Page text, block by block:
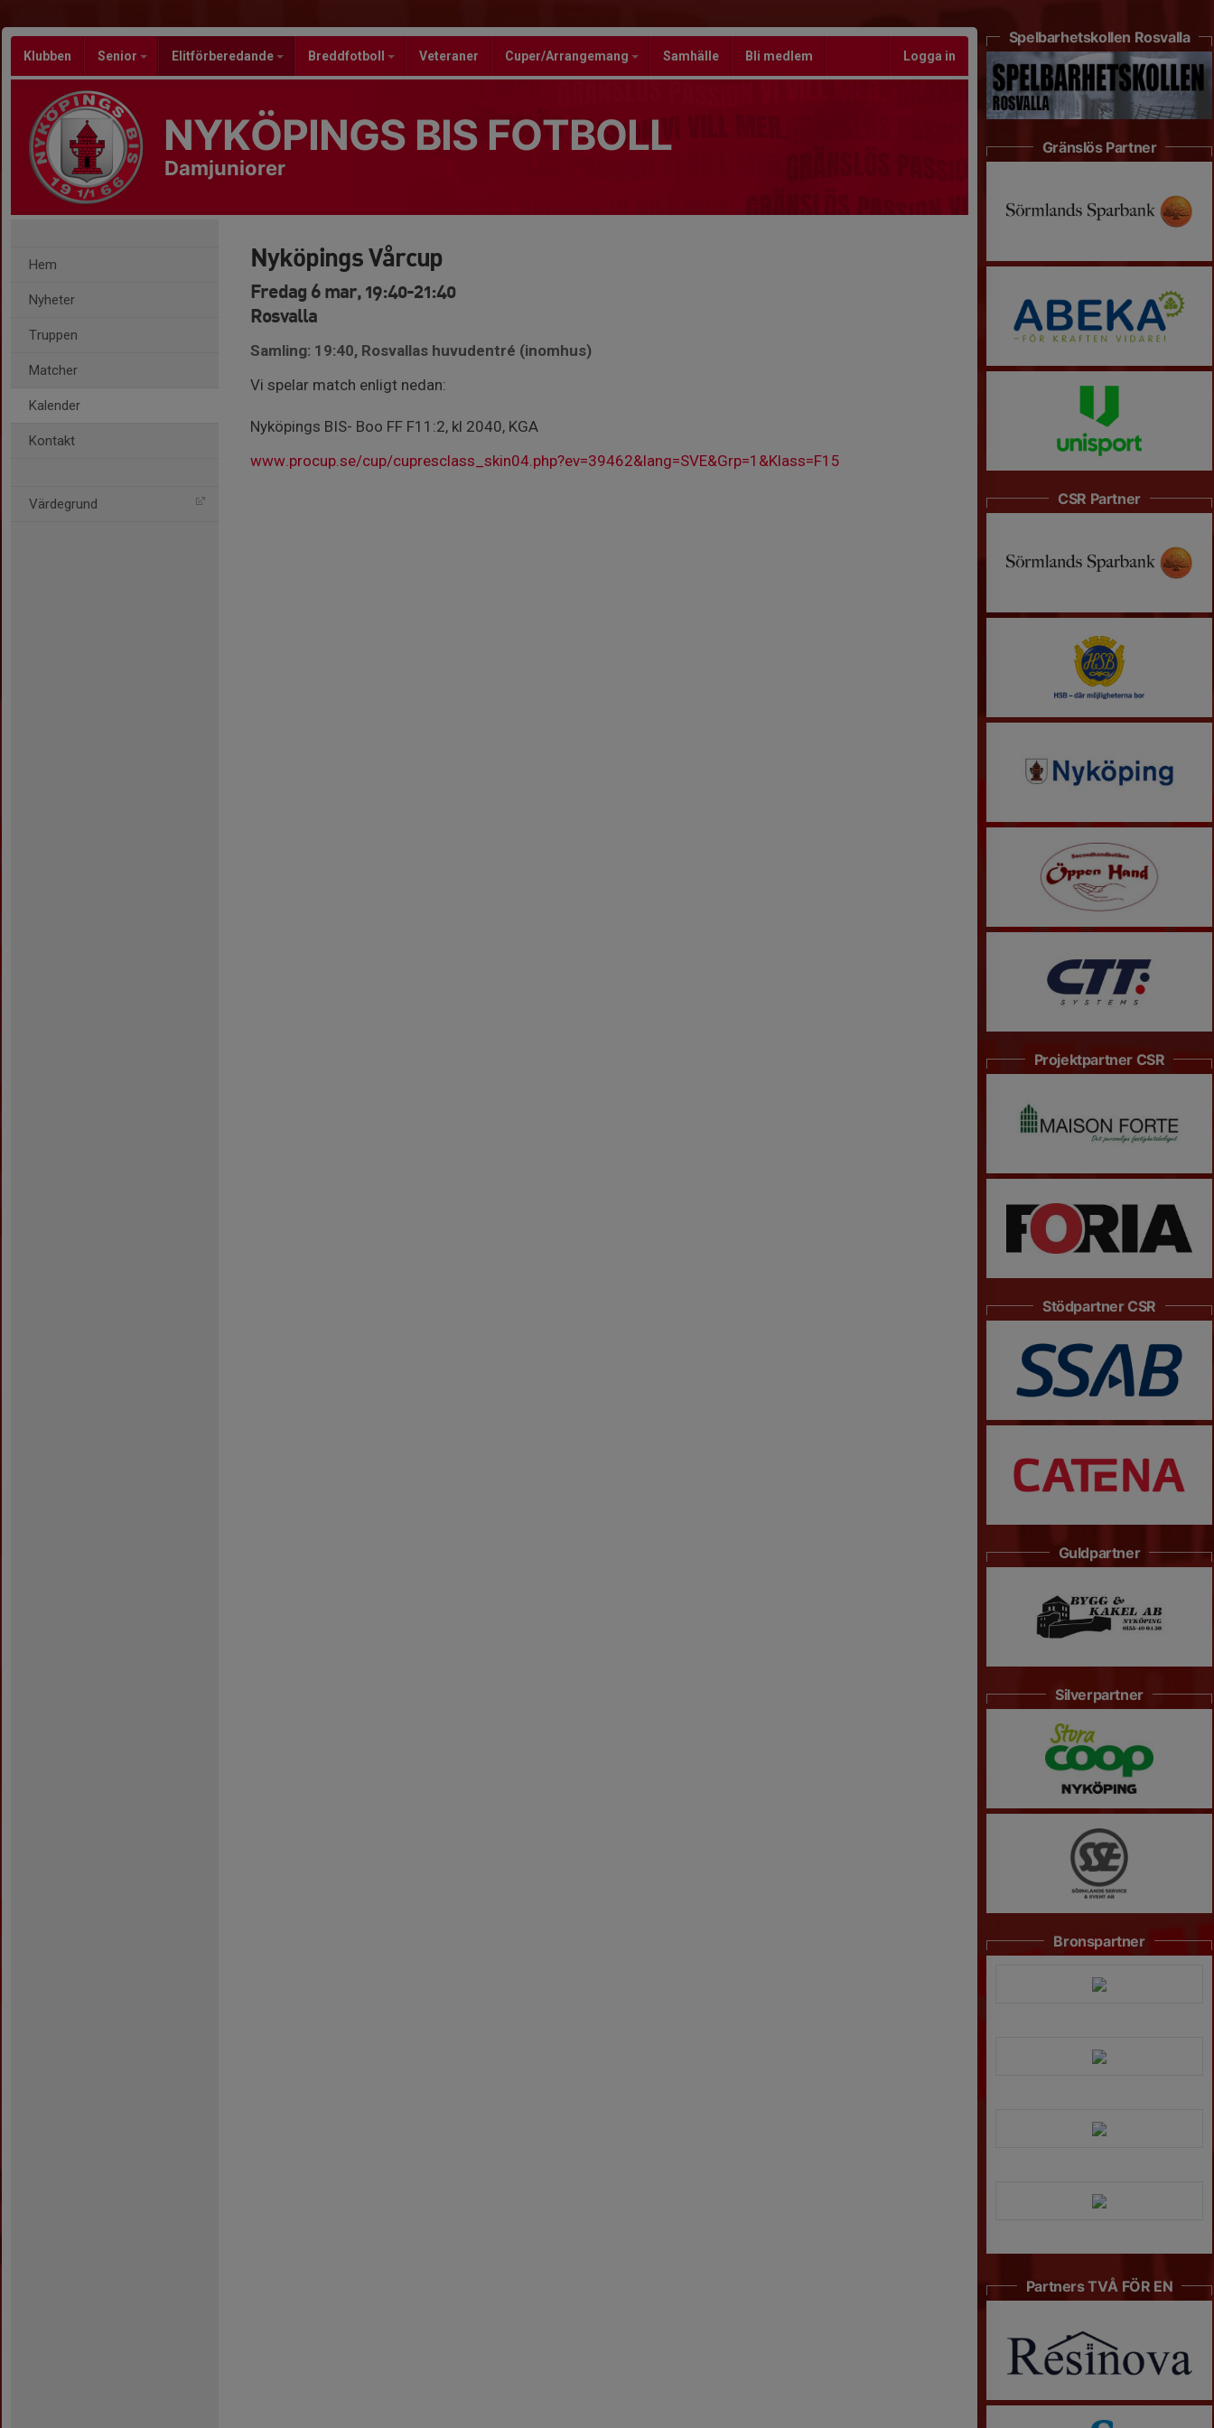
Klubben Senior Elitförberedande Breddfotboll Veteraner Cuper/Arrangemang Samhälle Bli medlem Logga in
NYKÖPINGS BIS FOTBOLL
Damjuniorer
Hem
Nyheter
Truppen
Matcher
Kalender
Kontakt
Värdegrund
Nyköpings Vårcup
Fredag 6 mar, 19:40-21:40
Rosvalla
Samling: 19:40, Rosvallas huvudentré (inomhus)
Vi spelar match enligt nedan:
Nyköpings BIS- Boo FF F11:2, kl 2040, KGA
www.procup.se/cup/cupresclass_skin04.php?ev=39462&lang=SVE&Grp=1&Klass=F15
Spelbarhetskollen Rosvalla
Gränslös Partner
CSR Partner
Projektpartner CSR
Stödpartner CSR
Guldpartner
Silverpartner
Bronspartner
Partners TVÅ FÖR EN